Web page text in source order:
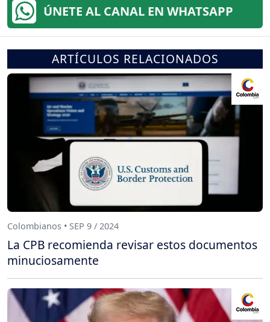
ÚNETE AL CANAL EN WHATSAPP
ARTÍCULOS RELACIONADOS
Colombianos • SEP 9 / 2024
La CPB recomienda revisar estos documentos
minuciosamente